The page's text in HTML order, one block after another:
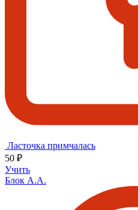
Ласточка примчалась
50 ₽
Учить
Блок А.А.